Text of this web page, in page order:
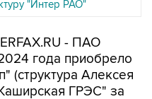
"Интер РАО"
- ПАО
года приобрело
(структура Алексея
ГРЭС" за